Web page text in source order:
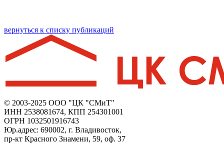
вернуться к списку публикаций
© 2003-2025 ООО "ЦК "СМиТ"
ИНН 2538081674, КПП 254301001
ОГРН 1032501916743
Юр.адрес: 690002, г. Владивосток,
пр-кт Красного Знамени, 59, оф. 37